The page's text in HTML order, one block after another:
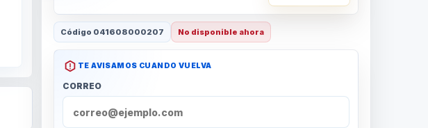
Código 041608000207 No disponible ahora
TE AVISAMOS CUANDO VUELVA
CORREO